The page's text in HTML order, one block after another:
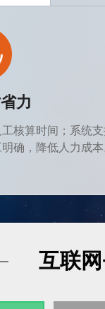
力
核算时间；系统
确，降低人力成
互联